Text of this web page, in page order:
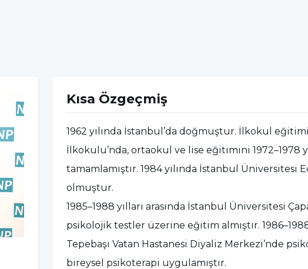
Kısa Özgeçmiş
1962 yılında İstanbul’da doğmuştur. İlkokul
İlkokulu’nda, ortaokul ve lise eğitimini 1972–1978
tamamlamıştır. 1984 yılında İstanbul
olmuştur.
1985–1988 yılları arasında İstanbul Üniversitesi
psikolojik testler üzerine eğitim almıştır.
Tepebaşı Vatan Hastanesi Diyaliz Merkezi’nde
bireysel psikoterapi uygulamıştır.